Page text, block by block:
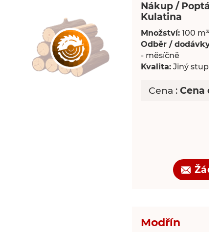
Nákup /
Kulatina
Množství: 100 m³
Odběr / dodávky:
- měsíčně
Kvalita: Jiný
Cena : Cena
Modřín